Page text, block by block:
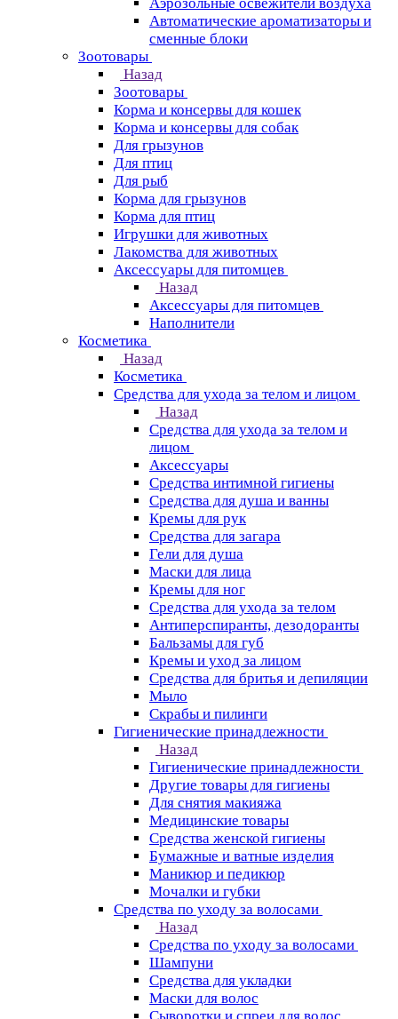
Автоматические ароматизаторы и
сменные блоки
Зоотовары
Назад
Зоотовары
Корма и консервы для кошек
Корма и консервы для собак
Для грызунов
Для птиц
Для рыб
Корма для грызунов
Корма для птиц
Игрушки для животных
Лакомства для животных
Аксессуары для питомцев
Назад
Аксессуары для питомцев
Наполнители
Косметика
Назад
Косметика
Средства для ухода за телом и лицом
Назад
Средства для ухода за телом и
лицом
Аксессуары
Средства интимной гигиены
Средства для душа и ванны
Кремы для рук
Средства для загара
Гели для душа
Маски для лица
Кремы для ног
Средства для ухода за телом
Антиперспиранты, дезодоранты
Бальзамы для губ
Кремы и уход за лицом
Средства для бритья и депиляции
Мыло
Скрабы и пилинги
Гигиенические принадлежности
Назад
Гигиенические принадлежности
Другие товары для гигиены
Для снятия макияжа
Медицинские товары
Средства женской гигиены
Бумажные и ватные изделия
Маникюр и педикюр
Мочалки и губки
Средства по уходу за волосами
Назад
Средства по уходу за волосами
Шампуни
Средства для укладки
Маски для волос